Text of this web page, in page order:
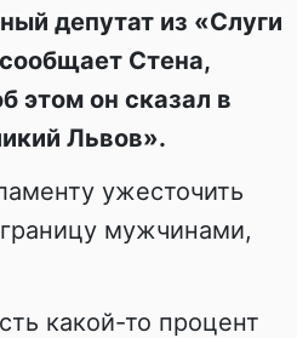
депутат из «Слуги
Стена,
этом он сказал в
Львов».
ужесточить
мужчинами,
какой-то процент